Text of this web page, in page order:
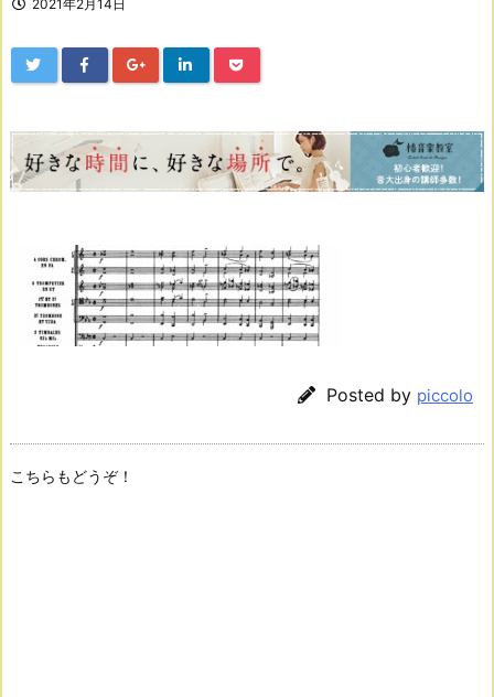
2021年2月14日
Posted by piccolo
こちらもどうぞ！